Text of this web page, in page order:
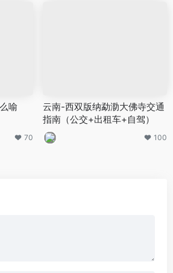
喻
70
云南-西双版纳勐泐大佛寺交通
指南（公交+出租车+自驾）
100